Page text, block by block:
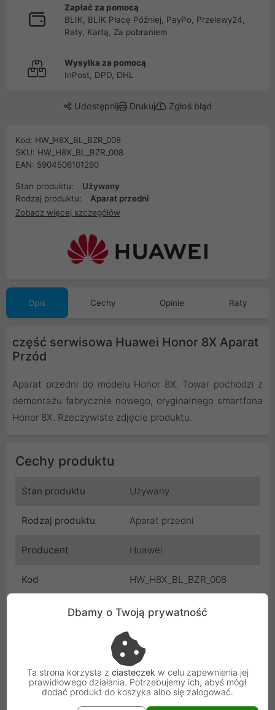
Zapłać za pomocą
BLIK, BLIK Płacę Później, PayPo, Przelewy24,
Raty, Kartą, Za pobraniem
Wysyłka za pomocą
InPost, DPD, DHL
Udostępnij Drukuj Zgłoś błąd
Kod: HW_H8X_BL_BZR_008
SKU: HW_H8X_BL_BZR_008
EAN: 5904506101290
Stan produktu:
Używany
Rodzaj produktu:
Aparat przedni
Zobacz więcej szczegółów
Opis Cechy Opinie Raty
część serwisowa Huawei Honor 8X Aparat
Przód
Aparat przedni do modelu Honor 8X. Towar pochodzi z
demontażu fabrycznie nowego, oryginalnego smartfona
Honor 8X. Rzeczywiste zdjęcie produktu.
Cechy produktu
Stan produktu Używany
Rodzaj produktu Aparat przedni
Producent Huawei
Kod HW_H8X_BL_BZR_008
HW_H8X_BL_BZR_008
5904506101290
Gwarancja
producenta
3 miesiące
Dbamy o Twoją prywatność
Ta strona korzysta z ciasteczek w celu zapewnienia jej
prawidłowego działania. Potrzebujemy ich, abyś mógł
dodać produkt do koszyka albo się zalogować.